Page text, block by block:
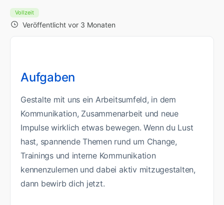
Vollzeit
Veröffentlicht vor 3 Monaten
Aufgaben
Gestalte mit uns ein Arbeitsumfeld, in dem
Kommunikation, Zusammenarbeit und neue
Impulse wirklich etwas bewegen. Wenn du Lust
hast, spannende Themen rund um Change,
Trainings und interne Kommunikation
kennenzulernen und dabei aktiv mitzugestalten,
dann bewirb dich jetzt.